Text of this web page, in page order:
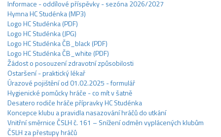
Informace - oddílové příspěvky - sezóna 2026/2027
Hymna HC Studénka (MP3)
Logo HC Studénka (PDF)
Logo HC Studénka (JPG)
Logo HC Studénka ČB_black (PDF)
Logo HC Studénka ČB_white (PDF)
Žádost o posouzení zdravotní způsobilosti
Ostaršení - praktický lékař
Úrazové pojištění od 01.02.2025 - formulář
Hygienické pomůcky hráče - co mít v šatně
Desatero rodiče hráče přípravky HC Studénka
Koncepce klubu a pravidla nasazování hráčů do utkání
Vnitřní směrnice ČSLH č. 161 – Snížení odměn vyplácených klubům
ČSLH za přestupy hráčů